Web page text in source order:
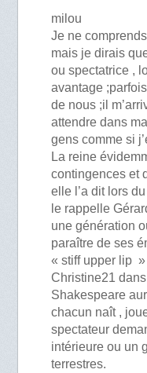
milou
Je ne
mais je dirais
ou spectatrice ,
avantage
de nous ;il
attendre dans
gens comme si
La reine
contingences et
elle l’a dit lors
le rappelle
une génération
paraître de ses
« stiff upper lip
Christine21
Shakespeare
chacun naît ,
spectateur
intérieure ou un
terrestres.